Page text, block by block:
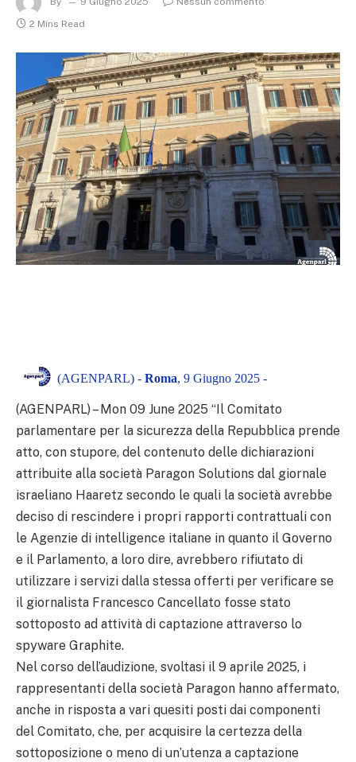
2 Mins Read
(AGENPARL) - Roma, 9 Giugno 2025 -
(AGENPARL) – Mon 09 June 2025 “Il Comitato
parlamentare per la sicurezza della Repubblica prende
atto, con stupore, del contenuto delle dichiarazioni
attribuite alla società Paragon Solutions dal giornale
israeliano Haaretz secondo le quali la società avrebbe
deciso di rescindere i propri rapporti contrattuali con
le Agenzie di intelligence italiane in quanto il Governo
e il Parlamento, a loro dire, avrebbero rifiutato di
utilizzare i servizi dalla stessa offerti per verificare se
il giornalista Francesco Cancellato fosse stato
sottoposto ad attività di captazione attraverso lo
spyware Graphite.
Nel corso dell’audizione, svoltasi il 9 aprile 2025, i
rappresentanti della società Paragon hanno affermato,
anche in risposta a vari quesiti posti dai componenti
del Comitato, che, per acquisire la certezza della
sottoposizione o meno di un’utenza a captazione